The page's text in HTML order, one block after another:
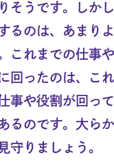
そうです。しか
るのは、あまり
これまでの仕事
回ったのは、こ
事や役割が回っ
るのです。大ら
守りましょう。